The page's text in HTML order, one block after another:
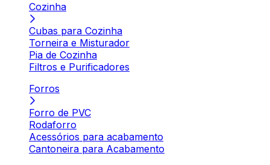
Cozinha
Cubas para Cozinha
Torneira e Misturador
Pia de Cozinha
Filtros e Purificadores
Forros
Forro de PVC
Rodaforro
Acessórios para acabamento
Cantoneira para Acabamento